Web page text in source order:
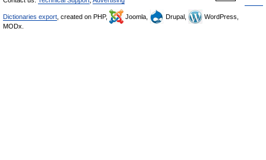
Dictionaries export , created on PHP, Joomla, Drupal,
WordPress,
MODx.